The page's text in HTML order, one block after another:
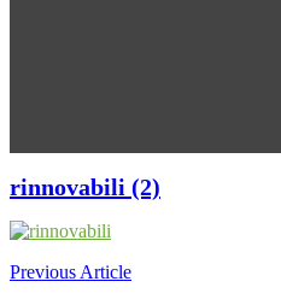
rinnovabili (2)
Previous Article